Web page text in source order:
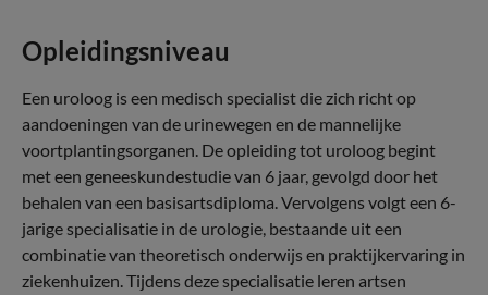
Opleidingsniveau
Een uroloog is een medisch specialist die zich richt op
aandoeningen van de urinewegen en de mannelijke
voortplantingsorganen. De opleiding tot uroloog begint
met een geneeskundestudie van 6 jaar, gevolgd door het
behalen van een basisartsdiploma. Vervolgens volgt een 6-
jarige specialisatie in de urologie, bestaande uit een
combinatie van theoretisch onderwijs en praktijkervaring in
ziekenhuizen. Tijdens deze specialisatie leren artsen